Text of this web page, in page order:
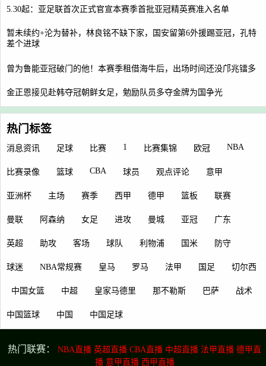
5.30起：亚足联首次正式官宣本赛季首批亚冠精英赛准入名单
暂未续约+沦为替补，林良铭不缺下家，国安留第6外援踢亚冠，孔特
差个进球
曾为鲁能亚冠破门的他！本赛季租借海牛后，出场时间还没邝兆镭多
金正恩接见赴韩夺冠朝鲜女足，勉励队员多夺金牌为国争光
热门标签
消息资讯 足球 比赛 1 比赛集锦 欧冠 NBA
比赛录像 篮球 CBA 球员 观点评论 意甲
亚洲杯 主场 赛季 西甲 德甲 篮板 联赛
曼联 阿森纳 女足 进攻 曼城 亚冠 广东
英超 助攻 客场 球队 利物浦 国米 防守
球迷 NBA常规赛 皇马 罗马 法甲 国足 切尔西
中国女篮 中超 皇家马德里 那不勒斯 巴萨 战术
中国篮球 中国 中国足球
热门联赛： NBA直播 英超直播 CBA直播 中超直播 法甲直播 德甲直
播 意甲直播 西甲直播